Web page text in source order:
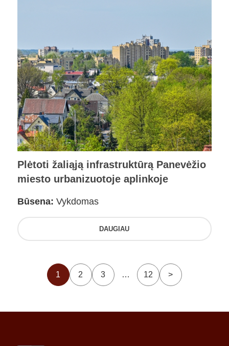
Plėtoti žaliąją infrastruktūrą Panevėžio
miesto urbanizuotoje aplinkoje
Būsena: Vykdomas
DAUGIAU
1 2 3 … 12 >